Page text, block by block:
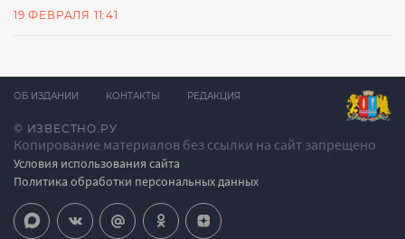
19 ФЕВРАЛЯ 11:41
© ИЗВЕСТНО.РУ
Копирование материалов без ссылки на сайт запрещено
Условия использования сайта
Политика обработки персональных данных
ОБ ИЗДАНИИ КОНТАКТЫ РЕДАКЦИЯ